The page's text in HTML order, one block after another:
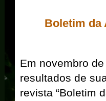
Boletim da
Em novembro
resultados de
revista “Boletim